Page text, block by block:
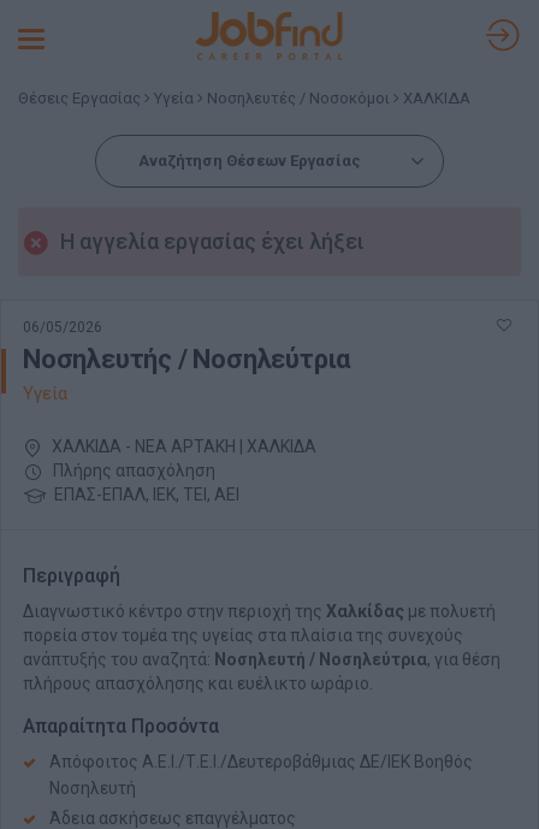
Toggle
Θέσεις Εργασίας Υγεία Νοσηλευτές / Νοσοκόμοι ΧΑΛΚΙΔΑ
Αναζήτηση Θέσεων Εργασίας
Η αγγελία εργασίας έχει λήξει
06/05/2026
Νοσηλευτής / Νοσηλεύτρια
Υγεία
ΧΑΛΚΙΔΑ - ΝΕΑ ΑΡΤΑΚΗ | ΧΑΛΚΙΔΑ
Πλήρης απασχόληση
ΕΠΑΣ-ΕΠΑΛ, ΙΕΚ, ΤΕΙ, ΑΕΙ
Περιγραφή
Διαγνωστικό κέντρο στην περιοχή της Χαλκίδας με πολυετή
πορεία στον τομέα της υγείας στα πλαίσια της συνεχούς
ανάπτυξής του αναζητά: Νοσηλευτή / Νοσηλεύτρια, για θέση
πλήρους απασχόλησης και ευέλικτο ωράριο.
Απαραίτητα Προσόντα
Απόφοιτος Α.Ε.Ι./Τ.Ε.Ι./Δευτεροβάθμιας ΔΕ/IEK Βοηθός
Νοσηλευτή
Άδεια ασκήσεως επαγγέλματος